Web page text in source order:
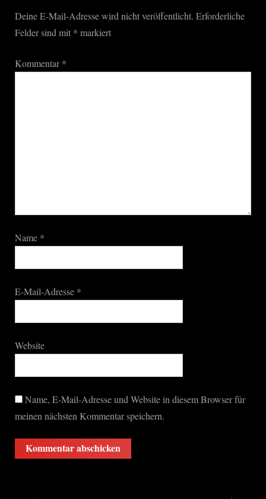
:
Deine E-Mail-Adresse wird nicht veröffentlicht. Erforderliche
Felder sind mit * markiert
Kommentar*
Name *
E-Mail-Adresse *
Website
Name, E-Mail-Adresse und Website in diesem Browser für
meinen nächsten Kommentar speichern.